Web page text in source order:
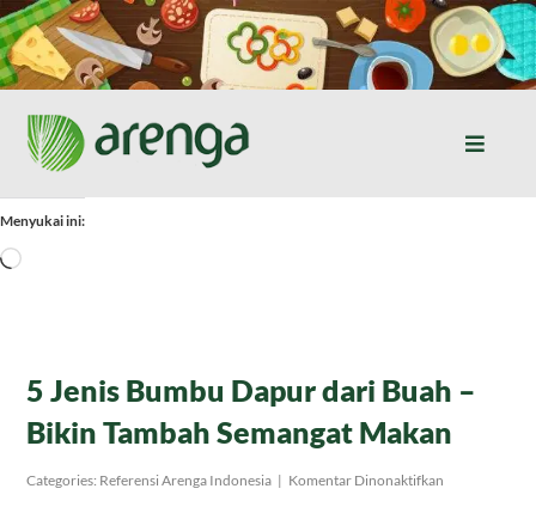
Skip
to
content
Toggle
Home
Tentang Kami
Menyukai ini:
Memuat...
5 Jenis Bumbu Dapur dari Buah –
Bikin Tambah Semangat Makan
Categories: Referensi Arenga Indonesia | Komentar Dinonaktifkan